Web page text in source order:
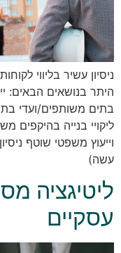
ניסיון עשיר בליווי
היתר בנושאים הבאים:
בתים משותפים/ועדי
ליקויי בנייה בהיקפים
וייעוץ משפטי שוטף
עשה)
ליטיגציה
עסקיים